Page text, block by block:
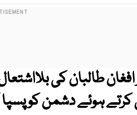
افغان طالبان کی
کرتے ہوئے دشمن کو پسپا